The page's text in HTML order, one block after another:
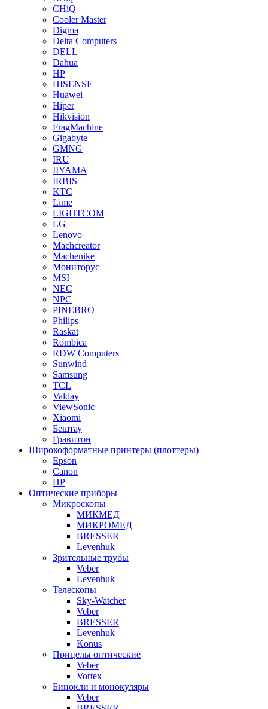
CHiQ
Cooler Master
Digma
Delta Computers
DELL
Dahua
HP
HISENSE
Huawei
Hiper
Hikvision
FragMachine
Gigabyte
GMNG
IRU
IIYAMA
IRBIS
KTC
Lime
LIGHTCOM
LG
Lenovo
Machcreator
Machenike
Мониторус
MSI
NEC
NPC
PINEBRO
Philips
Raskat
Rombica
RDW Computers
Sunwind
Samsung
TCL
Valday
ViewSonic
Xiaomi
Бештау
Гравитон
Широкоформатные принтеры (плоттеры)
Epson
Canon
HP
Оптические приборы
Микроскопы
МИКМЕД
МИКРОМЕД
BRESSER
Levenhuk
Зрительные трубы
Veber
Levenhuk
Телескопы
Sky-Watcher
Veber
BRESSER
Levenhuk
Konus
Прицелы оптические
Veber
Vortex
Бинокли и монокуляры
Veber